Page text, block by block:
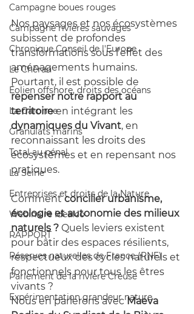
Campagne boues rouges
Campagne rivières sauvages
Chronique Conseil de l'Europe
Le Chéran
Éolien offshore, droits des océans
La Garonne
Granulats marins
Total au pénal
La Seine
Entreprises et droits de la Nature
Webinaire Idealco
RAPPORT
Réserves naturelles de France (RNF)
Parlement de la rivière Creuse
Expérimentation grandeur nature
Nos paysages et nos écosystèmes
subissent de profondes
transformations sous l’effet des
aménagements humains.
Pourtant, il est possible de
repenser notre rapport au
territoire en intégrant les
dynamiques du Vivant, en
reconnaissant les droits des
écosystèmes et en repensant nos
pratiques.
Comment concilier urbanisme,
écologie et autonomie des milieux
naturels ? Quels leviers existent
pour bâtir des espaces résilients,
respectueux des cycles naturels et
fonctionnels pour tous les êtres
vivants ?
Nous en parlerons avec Maeva